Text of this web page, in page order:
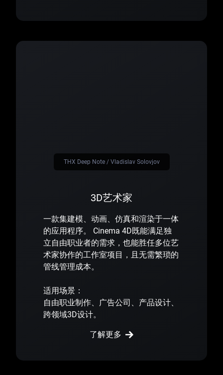
3D艺术家
一款集建模、动画、仿真和渲染于一体
的应用程序。 Cinema 4D既能满足独
立自由职业者的需求，也能胜任多位艺
术家协作的工作室项目，且无需繁琐的
管线管理成本。
适用场景：
自由职业制作、广告公司、产品设计、
跨领域3D设计。
了解更多
THX Deep Note / Vladislav Solovjov